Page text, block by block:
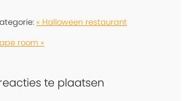
« Halloween restaurant
room »
te plaatsen